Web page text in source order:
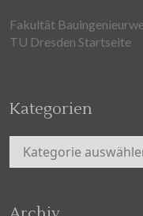
Fakultät
TU Dresden Startseite
Kategorien
Kategorien